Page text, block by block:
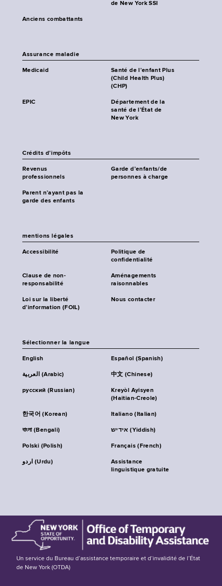
de New York SSI
Anciens combattants
Assurance maladie
Medicaid
Santé de l’enfant Plus
(Child Health Plus)
(CHP)
EPIC
Département de la
santé de l’État de
New York
Crédits d’impôts
Revenus
professionnels
Garde d’enfants/de
personnes à charge
Parent n’ayant pas la
garde des enfants
mentions légales
Accessibilité
Politique de
confidentialité
Clause de non-
responsabilité
Aménagements
raisonnables
Loi sur la liberté
d’information (FOIL)
Nous contacter
Sélectionner la langue
English Español (Spanish)
العربية (Arabic) 中文 (Chinese)
русский (Russian)
Kreyòl Ayisyen
(Haitian-Creole)
한국어 (Korean) Italiano (Italian)
বাংলা (Bengali) אידיש (Yiddish)
Polski (Polish) Français (French)
اردو (Urdu)
Assistance
linguistique gratuite
Un service du Bureau d’assistance temporaire et d’invalidité de l’État
de New York (OTDA)